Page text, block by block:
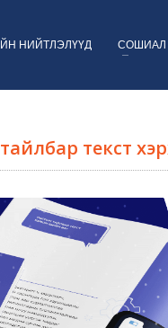
НИЙТЛЭЛҮҮД СОШИАЛ
текст